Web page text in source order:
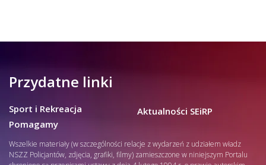
Przydatne linki
Sport i Rekreacja
Pomagamy
Aktualności SEiRP
Wszelkie materiały (w szczególności relacje z wydarzeń z udziałem władz
NSZZ Policjantów, zdjęcia, grafiki, filmy) zamieszczone w niniejszym Portalu